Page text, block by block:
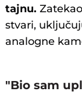
tajnu.
stvari,
analogne
sonido original
"Bio sam